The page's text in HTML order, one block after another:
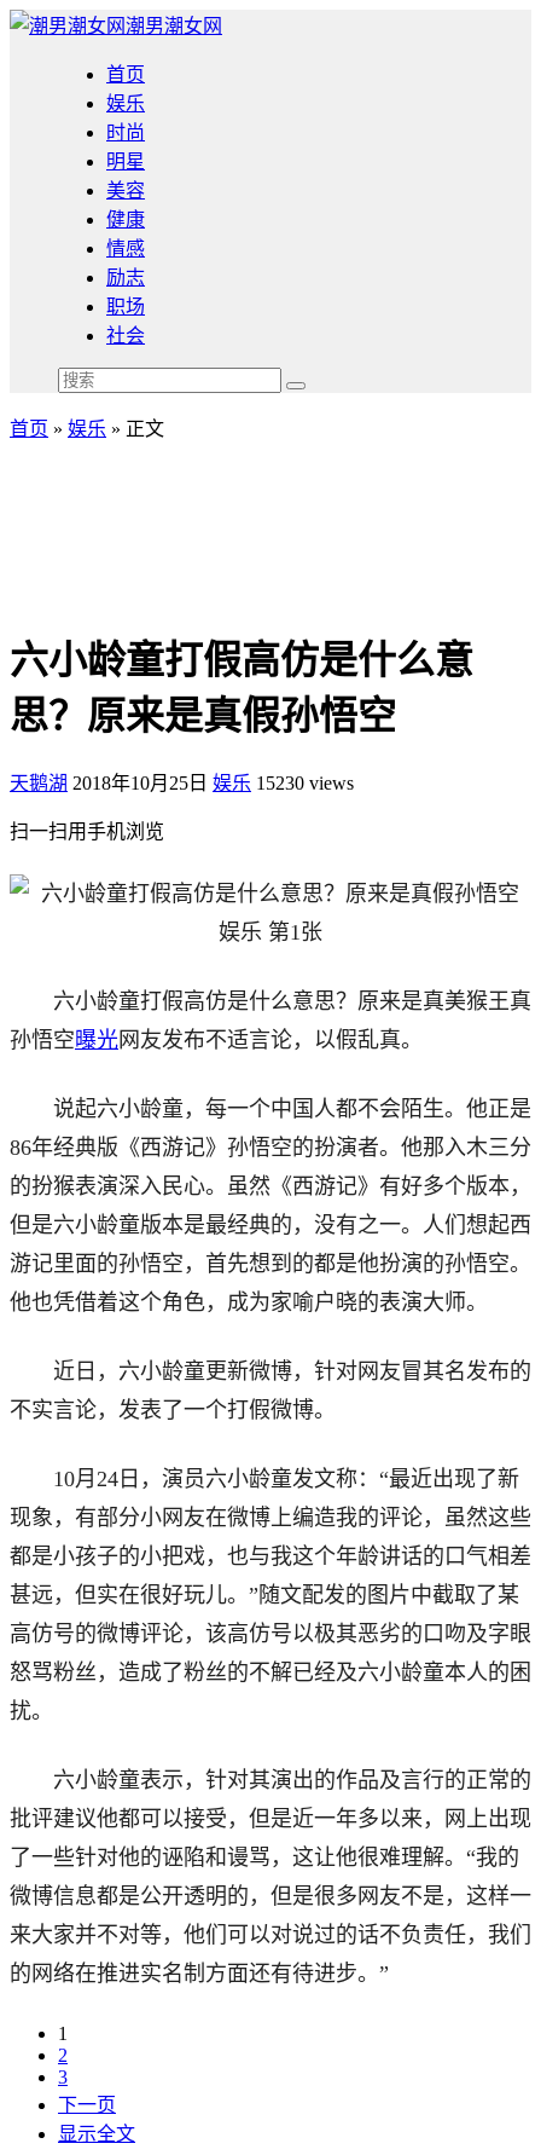
潮男潮女网
首页
娱乐
时尚
明星
美容
健康
情感
励志
职场
社会
首页 » 娱乐 » 正文
六小龄童打假高仿是什么意
思？原来是真假孙悟空
天鹅湖 2018年10月25日 娱乐 15230 views
扫一扫用手机浏览
六小龄童打假高仿是什么意思？原来是真美猴王真
孙悟空曝光网友发布不适言论，以假乱真。
说起六小龄童，每一个中国人都不会陌生。他正是
86年经典版《西游记》孙悟空的扮演者。他那入木三分
的扮猴表演深入民心。虽然《西游记》有好多个版本，
但是六小龄童版本是最经典的，没有之一。人们想起西
游记里面的孙悟空，首先想到的都是他扮演的孙悟空。
他也凭借着这个角色，成为家喻户晓的表演大师。
近日，六小龄童更新微博，针对网友冒其名发布的
不实言论，发表了一个打假微博。
10月24日，演员六小龄童发文称：“最近出现了新
现象，有部分小网友在微博上编造我的评论，虽然这些
都是小孩子的小把戏，也与我这个年龄讲话的口气相差
甚远，但实在很好玩儿。”随文配发的图片中截取了某
高仿号的微博评论，该高仿号以极其恶劣的口吻及字眼
怒骂粉丝，造成了粉丝的不解已经及六小龄童本人的困
扰。
六小龄童表示，针对其演出的作品及言行的正常的
批评建议他都可以接受，但是近一年多以来，网上出现
了一些针对他的诬陷和谩骂，这让他很难理解。“我的
微博信息都是公开透明的，但是很多网友不是，这样一
来大家并不对等，他们可以对说过的话不负责任，我们
的网络在推进实名制方面还有待进步。”
1
2
3
下一页
显示全文